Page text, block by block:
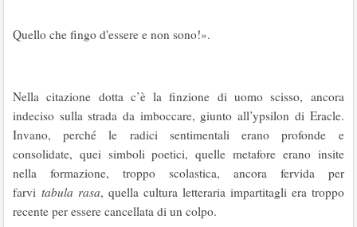
Quello che fingo d'essere e non sono!».
Nella citazione dotta c’è la finzione di uomo scisso, ancora
indeciso sulla strada da imboccare, giunto all’ypsilon di Eracle.
Invano, perché le radici sentimentali erano profonde e
consolidate, quei simboli poetici, quelle metafore erano insite
nella formazione, troppo scolastica, ancora fervida per
farvi tabula rasa, quella cultura letteraria impartitagli era troppo
recente per essere cancellata di un colpo.